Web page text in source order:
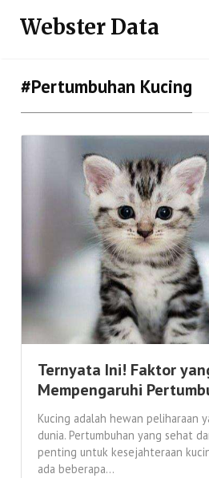
Webster Data
#pertumbuhan Kucing
Ternyata Ini! Faktor
Mempengaruhi
Kucing adalah hewan peliharaan
dunia. Pertumbuhan yang sehat
penting untuk kesejahteraan
ada beberapa...